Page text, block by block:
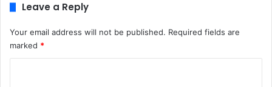
Leave a Reply
Your email address will not be published. Required fields are
marked *